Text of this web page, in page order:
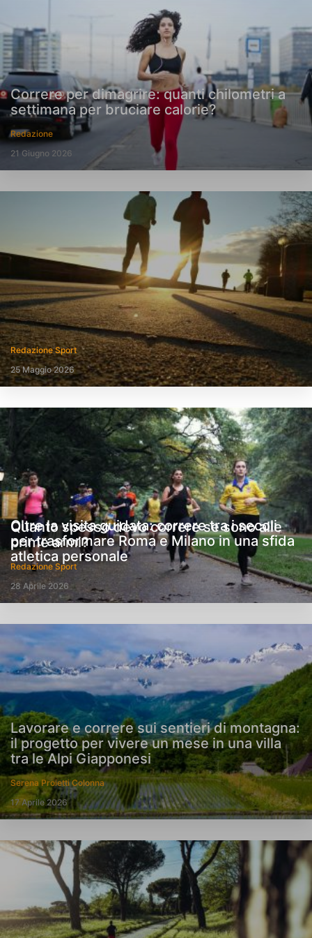
Correre per dimagrire: quanti chilometri a
settimana per bruciare calorie?
Redazione
21 Giugno 2026
Redazione Sport
25 Maggio 2026
Quanto spesso devo correre se sono alle
prime armi?
Redazione Sport
28 Aprile 2026
Lavorare e correre sui sentieri di montagna:
il progetto per vivere un mese in una villa
tra le Alpi Giapponesi
Serena Proietti Colonna
17 Aprile 2026
Oltre la visita guidata: correre tra i secoli
per trasformare Roma e Milano in una sfida
atletica personale